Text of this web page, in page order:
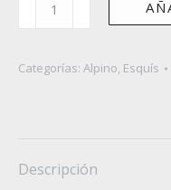
80
Categorías: Alpino, Esquís
Descripción